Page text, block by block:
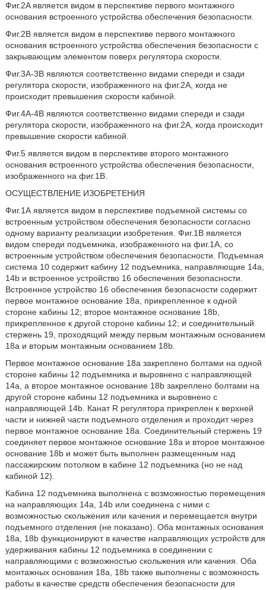
Фиг.2A является видом в перспективе первого монтажного
основания встроенного устройства обеспечения безопасности.
Фиг.2B является видом в перспективе первого монтажного
основания встроенного устройства обеспечения безопасности с
закрывающим элементом поверх регулятора скорости.
Фиг.3A-3B являются соответственно видами спереди и сзади
регулятора скорости, изображенного на фиг.2A, когда не
происходит превышения скорости кабиной.
Фиг.4A-4B являются соответственно видами спереди и сзади
регулятора скорости, изображенного на фиг.2A, когда происходит
превышение скорости кабиной.
Фиг.5 является видом в перспективе второго монтажного
основания встроенного устройства обеспечения безопасности,
изображенного на фиг.1B.
ОСУЩЕСТВЛЕНИЕ ИЗОБРЕТЕНИЯ
Фиг.1А является видом в перспективе подъемной системы со
встроенным устройством обеспечения безопасности согласно
одному варианту реализации изобретения. Фиг.1B является
видом спереди подъемника, изображенного на фиг.1A, со
встроенным устройством обеспечения безопасности. Подъемная
система 10 содержит кабину 12 подъемника, направляющие 14a,
14b и встроенное устройство 16 обеспечения безопасности.
Встроенное устройство 16 обеспечения безопасности содержит
первое монтажное основание 18a, прикрепленное к одной
стороне кабины 12; второе монтажное основание 18b,
прикрепленное к другой стороне кабины 12; и соединительный
стержень 19, проходящий между первым монтажным основанием
18a и вторым монтажным основанием 18b.
Первое монтажное основание 18a закреплено болтами на одной
стороне кабины 12 подъемника и выровнено с направляющей
14a, а второе монтажное основание 18b закреплено болтами на
другой стороне кабины 12 подъемника и выровнено с
направляющей 14b. Канат R регулятора прикреплен к верхней
части и нижней части подъемного отделения и проходит через
первое монтажное основание 18a. Соединительный стержень 19
соединяет первое монтажное основание 18a и второе монтажное
основание 18b и может быть выполнен размещенным над
пассажирским потолком в кабине 12 подъемника (но не над
кабиной 12).
Кабина 12 подъемника выполнена с возможностью перемещения
на направляющих 14a, 14b или соединена с ними с
возможностью скольжения или качения и перемещается внутри
подъемного отделения (не показано). Оба монтажных основания
18a, 18b функционируют в качестве направляющих устройств для
удерживания кабины 12 подъемника в соединении с
направляющими с возможностью скольжения или качения. Оба
монтажных основания 18a, 18b также выполнены с возможность
работы в качестве средств обеспечения безопасности для